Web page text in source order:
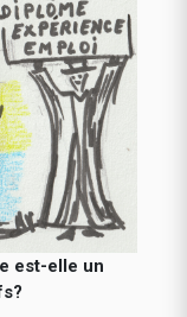
est-elle un